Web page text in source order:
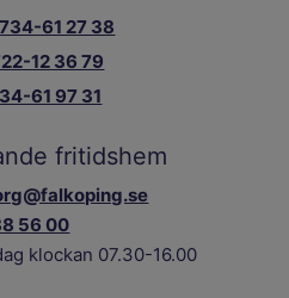
61 27 38
12 36 79
61 97 31
fritidshem
56 00
klockan 07.30-16.00